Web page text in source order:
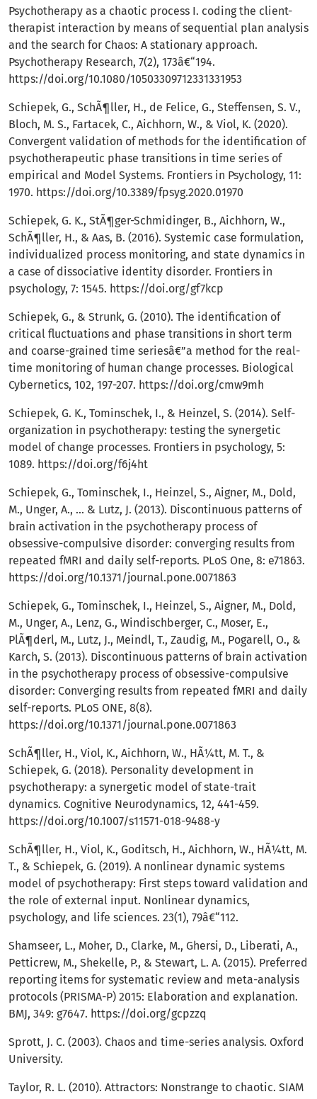
Psychotherapy as a chaotic process I. coding the client-
therapist interaction by means of sequential plan analysis
and the search for Chaos: A stationary approach.
Psychotherapy Research, 7(2), 173â€“194.
https://doi.org/10.1080/10503309712331331953
Schiepek, G., SchÃ¶ller, H., de Felice, G., Steffensen, S. V.,
Bloch, M. S., Fartacek, C., Aichhorn, W., & Viol, K. (2020).
Convergent validation of methods for the identification of
psychotherapeutic phase transitions in time series of
empirical and Model Systems. Frontiers in Psychology, 11:
1970. https://doi.org/10.3389/fpsyg.2020.01970
Schiepek, G. K., StÃ¶ger-Schmidinger, B., Aichhorn, W.,
SchÃ¶ller, H., & Aas, B. (2016). Systemic case formulation,
individualized process monitoring, and state dynamics in
a case of dissociative identity disorder. Frontiers in
psychology, 7: 1545. https://doi.org/gf7kcp
Schiepek, G., & Strunk, G. (2010). The identification of
critical fluctuations and phase transitions in short term
and coarse-grained time seriesâ€”a method for the real-
time monitoring of human change processes. Biological
Cybernetics, 102, 197-207. https://doi.org/cmw9mh
Schiepek, G. K., Tominschek, I., & Heinzel, S. (2014). Self-
organization in psychotherapy: testing the synergetic
model of change processes. Frontiers in psychology, 5:
1089. https://doi.org/f6j4ht
Schiepek, G., Tominschek, I., Heinzel, S., Aigner, M., Dold,
M., Unger, A., ... & Lutz, J. (2013). Discontinuous patterns of
brain activation in the psychotherapy process of
obsessive-compulsive disorder: converging results from
repeated fMRI and daily self-reports. PLoS One, 8: e71863.
https://doi.org/10.1371/journal.pone.0071863
Schiepek, G., Tominschek, I., Heinzel, S., Aigner, M., Dold,
M., Unger, A., Lenz, G., Windischberger, C., Moser, E.,
PlÃ¶derl, M., Lutz, J., Meindl, T., Zaudig, M., Pogarell, O., &
Karch, S. (2013). Discontinuous patterns of brain activation
in the psychotherapy process of obsessive-compulsive
disorder: Converging results from repeated fMRI and daily
self-reports. PLoS ONE, 8(8).
https://doi.org/10.1371/journal.pone.0071863
SchÃ¶ller, H., Viol, K., Aichhorn, W., HÃ¼tt, M. T., &
Schiepek, G. (2018). Personality development in
psychotherapy: a synergetic model of state-trait
dynamics. Cognitive Neurodynamics, 12, 441-459.
https://doi.org/10.1007/s11571-018-9488-y
SchÃ¶ller, H., Viol, K., Goditsch, H., Aichhorn, W., HÃ¼tt, M.
T., & Schiepek, G. (2019). A nonlinear dynamic systems
model of psychotherapy: First steps toward validation and
the role of external input. Nonlinear dynamics,
psychology, and life sciences. 23(1), 79â€“112.
Shamseer, L., Moher, D., Clarke, M., Ghersi, D., Liberati, A.,
Petticrew, M., Shekelle, P., & Stewart, L. A. (2015). Preferred
reporting items for systematic review and meta-analysis
protocols (PRISMA-P) 2015: Elaboration and explanation.
BMJ, 349: g7647. https://doi.org/gcpzzq
Sprott, J. C. (2003). Chaos and time-series analysis. Oxford
University.
Taylor, R. L. (2010). Attractors: Nonstrange to chaotic. SIAM